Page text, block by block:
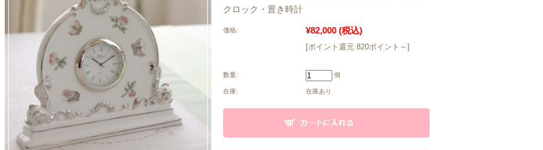
クロック・置き時計
価格: ¥82,000 (税込)
[ポイント還元 820ポイント～]
数量: 個
在庫: 在庫あり